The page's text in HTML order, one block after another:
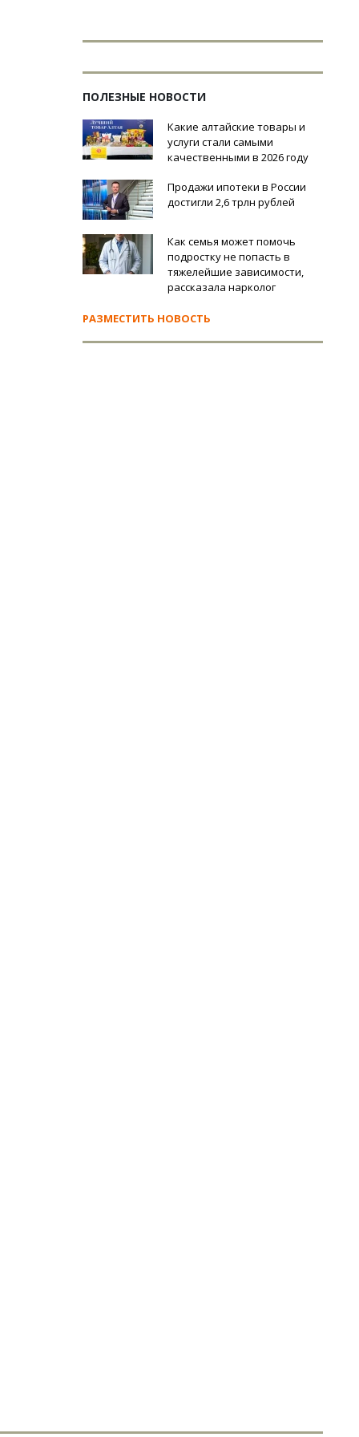
ПОЛЕЗНЫЕ НОВОСТИ
Какие алтайские товары и
услуги стали самыми
качественными в 2026 году
Продажи ипотеки в России
достигли 2,6 трлн рублей
Как семья может помочь
подростку не попасть в
тяжелейшие зависимости,
рассказала нарколог
РАЗМЕСТИТЬ НОВОСТЬ